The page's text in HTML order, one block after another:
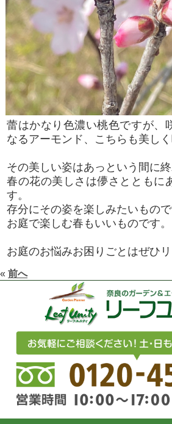
蕾はかなり色濃い桃色ですが、
なるアーモンド、こちらも美しく
その美しい姿はあっという間に終
春の花の美しさは儚さとともに
す。
存分にその姿を楽しみたいもので
お庭で楽しむ春もいいものです。
お庭のお悩みお困りごとはぜひ
« 前へ